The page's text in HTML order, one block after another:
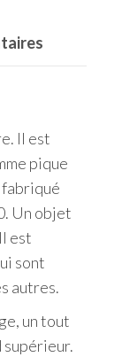
Il est
pique
Un objet
est
sont
autres.
un tout